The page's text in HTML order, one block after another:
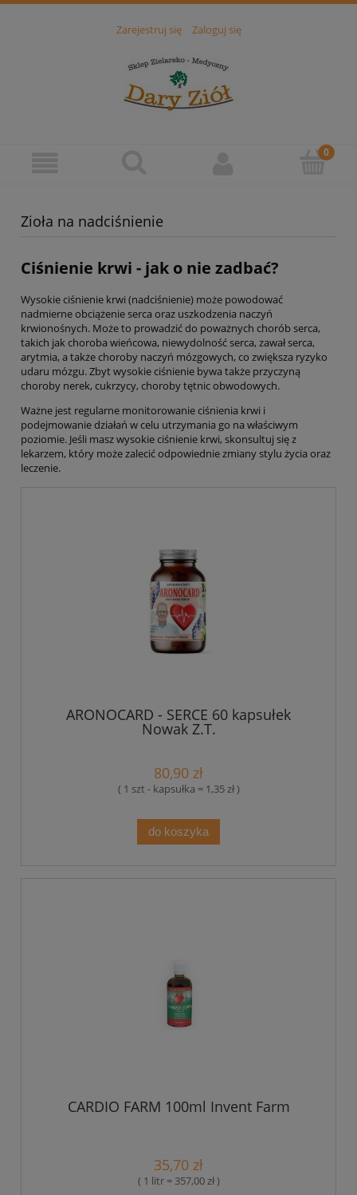
Zarejestruj się Zaloguj się
Zioła na nadciśnienie
Ciśnienie krwi - jak o nie zadbać?
Wysokie ciśnienie krwi (nadciśnienie) może powodować
nadmierne obciążenie serca oraz uszkodzenia naczyń
krwionośnych. Może to prowadzić do poważnych chorób serca,
takich jak choroba wieńcowa, niewydolność serca, zawał serca,
arytmia, a także choroby naczyń mózgowych, co zwiększa ryzyko
udaru mózgu. Zbyt wysokie ciśnienie bywa także przyczyną
choroby nerek, cukrzycy, choroby tętnic obwodowych.
Ważne jest regularne monitorowanie ciśnienia krwi i
podejmowanie działań w celu utrzymania go na właściwym
poziomie. Jeśli masz wysokie ciśnienie krwi, skonsultuj się z
lekarzem, który może zalecić odpowiednie zmiany stylu życia oraz
leczenie.
ARONOCARD - SERCE 60 kapsułek
Nowak Z.T.
80,90 zł
( 1 szt - kapsułka = 1,35 zł )
do koszyka
CARDIO FARM 100ml Invent Farm
35,70 zł
( 1 litr = 357,00 zł )